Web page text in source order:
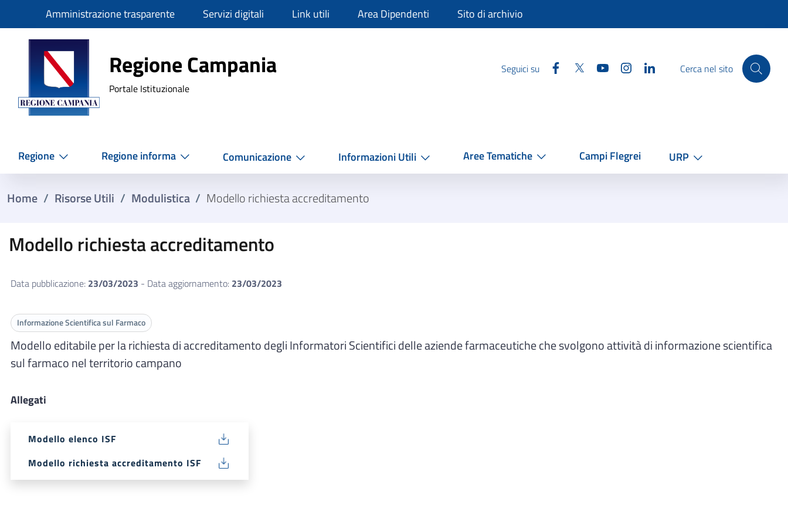
SlimAmministrazione trasparente Servizi digitali Link utili Area Dipendenti Sito di archivio
Regione Campania
Regione Campania
Portale Istituzionale
Seguici su Facebook
Twitter YouTube InstagramLinkedinCerca nel sito
Regione Regione informa Comunicazione Informazioni Utili Aree Tematiche Campi Flegrei URP
Home / Risorse Utili / Modulistica / Modello richiesta accreditamento
Modello richiesta accreditamento
Data pubblicazione: 23/03/2023 - Data aggiornamento: 23/03/2023
Informazione Scientifica sul Farmaco
Modello editabile per la richiesta di accreditamento degli Informatori Scientifici delle aziende farmaceutiche che svolgono attività di informazione scientifica
sul farmaco nel territorio campano
Allegati
Modello elenco ISF
Modello richiesta accreditamento ISF